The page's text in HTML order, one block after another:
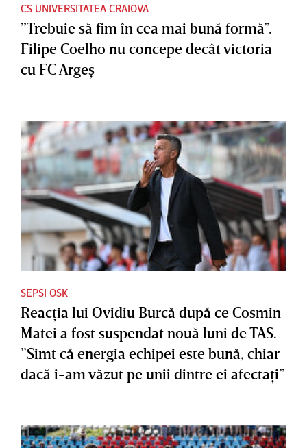
CS UNIVERSITATEA CRAIOVA
”Trebuie să fim în cea mai bună formă”.
Filipe Coelho nu concepe decât victoria
cu FC Argeş
SEPSI OSK
Reacţia lui Ovidiu Burcă după ce Cosmin
Matei a fost suspendat nouă luni de TAS.
”Simt că energia echipei este bună, chiar
dacă i-am văzut pe unii dintre ei afectaţi”